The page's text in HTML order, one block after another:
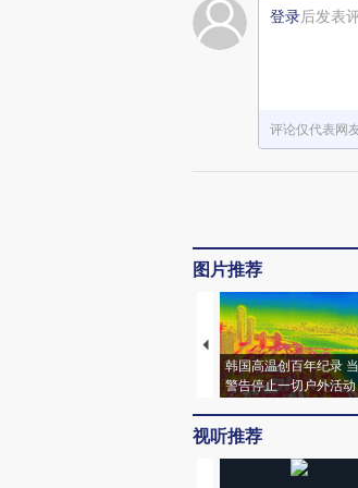
登录后发表
评论仅代表网
图片推荐
韩国高温创百年纪录
警告停止一切户外活动
视听推荐